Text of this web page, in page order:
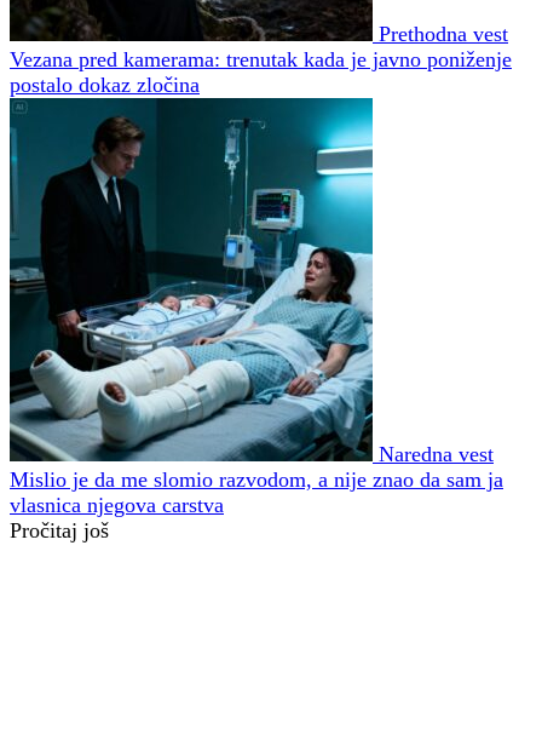
Prethodna vest
Vezana pred kamerama: trenutak kada je javno poniženje
postalo dokaz zločina
Naredna vest
Mislio je da me slomio razvodom, a nije znao da sam ja
vlasnica njegova carstva
Pročitaj još